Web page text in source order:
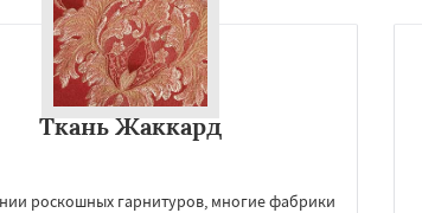
Ткань Жаккард
роскошных гарнитуров, многие фабрики